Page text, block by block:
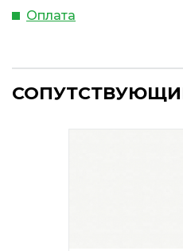
Оплата